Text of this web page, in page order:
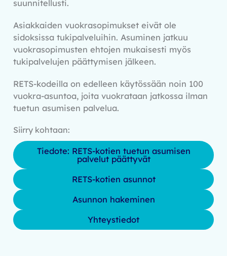
suunnitellusti.
Asiakkaiden vuokrasopimukset eivät ole
sidoksissa tukipalveluihin. Asuminen jatkuu
vuokrasopimusten ehtojen mukaisesti myös
tukipalvelujen päättymisen jälkeen.
RETS-kodeilla on edelleen käytössään noin 100
vuokra-asuntoa, joita vuokrataan jatkossa ilman
tuetun asumisen palvelua.
Siirry kohtaan:
Tiedote: RETS-kotien tuetun asumisen
palvelut päättyvät
RETS-kotien asunnot
Asunnon hakeminen
Yhteystiedot